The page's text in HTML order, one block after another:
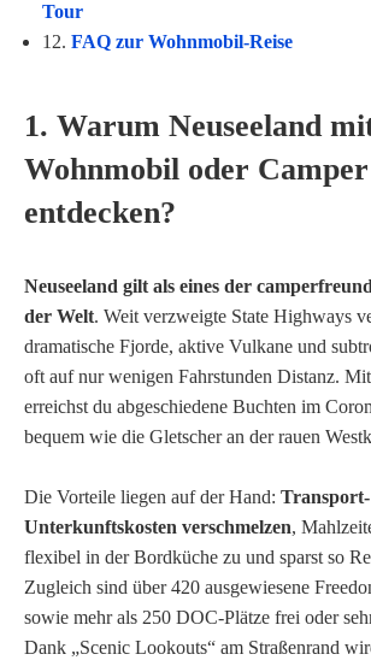
Tour
12. FAQ zur Wohnmobil-Reise
1. Warum Neuseeland
Wohnmobil oder Camper
entdecken?
Neuseeland gilt als eines der
der Welt. Weit verzweigte State Highways
dramatische Fjorde, aktive Vulkane und
oft auf nur wenigen Fahrstunden Distanz.
erreichst du abgeschiedene Buchten im
bequem wie die Gletscher an der rauen
Die Vorteile liegen auf der Hand:
Unterkunftskosten verschmelzen,
flexibel in der Bordküche zu und sparst so
Zugleich sind über 420 ausgewiesene
sowie mehr als 250 DOC-Plätze frei oder
Dank „Scenic Lookouts“ am Straßenrand